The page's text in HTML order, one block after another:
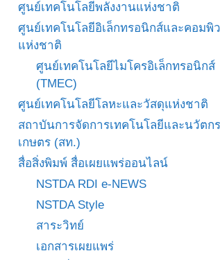
ศูนย์เทคโนโลยีพลังงานแห่งชาติ
ศูนย์เทคโนโลยีอิเล็กทรอนิกส์และคอมพิ
แห่งชาติ
ศูนย์เทคโนโลยีไมโครอิเล็กทรอนิกส์
(TMEC)
ศูนย์เทคโนโลยีโลหะและวัสดุแห่งชาติ
สถาบันการจัดการเทคโนโลยีและนวัตก
เกษตร (สท.)
สื่อสิ่งพิมพ์ สื่อเผยแพร่ออนไลน์
NSTDA RDI e-NEWS
NSTDA Style
สาระวิทย์
เอกสารเผยแพร่